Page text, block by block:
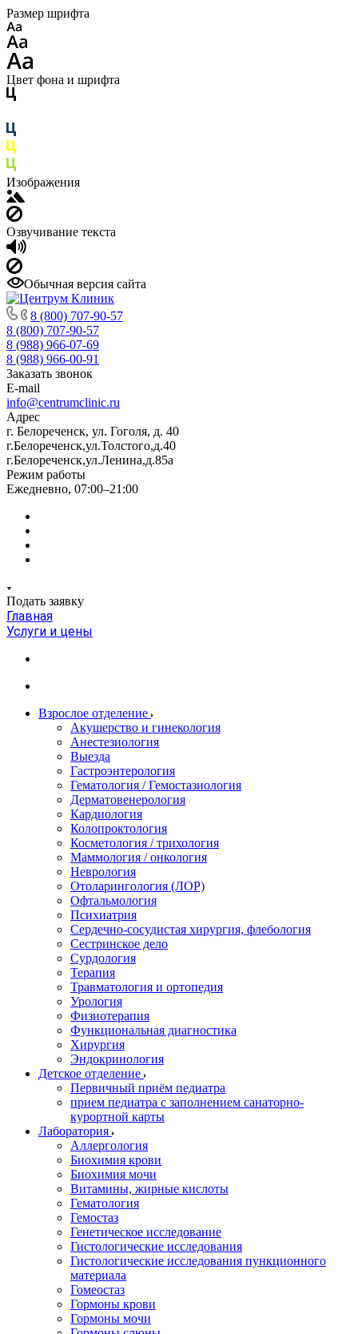
Размер шрифта
Цвет фона и шрифта
Изображения
Озвучивание текста
Обычная версия сайта
8 (800) 707-90-57
8 (800) 707-90-57
8 (988) 966-07-69
8 (988) 966-00-91
Заказать звонок
E-mail
info@centrumclinic.ru
Адрес
г. Белореченск, ул. Гоголя, д. 40
г.Белореченск,ул.Толстого,д.40
г.Белореченск,ул.Ленина,д.85а
Режим работы
Ежедневно, 07:00–21:00
Подать заявку
Главная
Услуги и цены
Взрослое отделение
Акушерство и гинекология
Анестезиология
Выезда
Гастроэнтерология
Гематология / Гемостазиология
Дерматовенерология
Кардиология
Колопроктология
Косметология / трихология
Маммология / онкология
Неврология
Отоларингология (ЛОР)
Офтальмология
Психиатрия
Сердечно-сосудистая хирургия, флебология
Сестринское дело
Сурдология
Терапия
Травматология и ортопедия
Урология
Физиотерапия
Функциональная диагностика
Хирургия
Эндокринология
Детское отделение
Первичный приём педиатра
прием педиатра с заполнением санаторно-
курортной карты
Лаборатория
Аллергология
Биохимия крови
Биохимия мочи
Витамины, жирные кислоты
Гематология
Гемостаз
Генетическое исследование
Гистологические исследования
Гистологические исследования пункционного
материала
Гомеостаз
Гормоны крови
Гормоны мочи